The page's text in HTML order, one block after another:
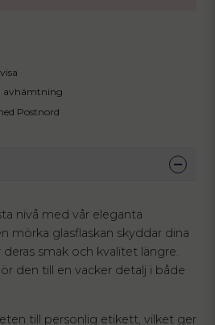
avhämtning
Postnord
nivå med vår eleganta
mörka glasflaskan skyddar dina
smak och kvalitet längre.
den till en vacker detalj i både
till personlig etikett, vilket ger